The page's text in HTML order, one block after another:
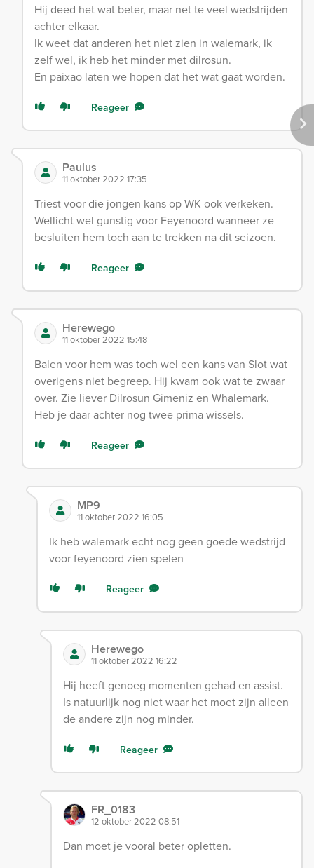
Hij deed het wat beter, maar net te veel wedstrijden
achter elkaar.
Ik weet dat anderen het niet zien in walemark, ik
zelf wel, ik heb het minder met dilrosun.
En paixao laten we hopen dat het wat gaat worden.
Reageer
Paulus
11 oktober 2022 17:35
Triest voor die jongen kans op WK ook verkeken.
Wellicht wel gunstig voor Feyenoord wanneer ze
besluiten hem toch aan te trekken na dit seizoen.
Reageer
Herewego
11 oktober 2022 15:48
Balen voor hem was toch wel een kans van Slot wat
overigens niet begreep. Hij kwam ook wat te zwaar
over. Zie liever Dilrosun Gimeniz en Whalemark.
Heb je daar achter nog twee prima wissels.
Reageer
MP9
11 oktober 2022 16:05
Ik heb walemark echt nog geen goede wedstrijd
voor feyenoord zien spelen
Reageer
Herewego
11 oktober 2022 16:22
Hij heeft genoeg momenten gehad en assist.
Is natuurlijk nog niet waar het moet zijn alleen
de andere zijn nog minder.
Reageer
FR_0183
12 oktober 2022 08:51
Dan moet je vooral beter opletten.